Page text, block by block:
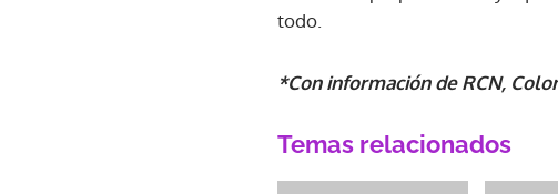
todo.
*Con información de RCN,
Temas relacionados